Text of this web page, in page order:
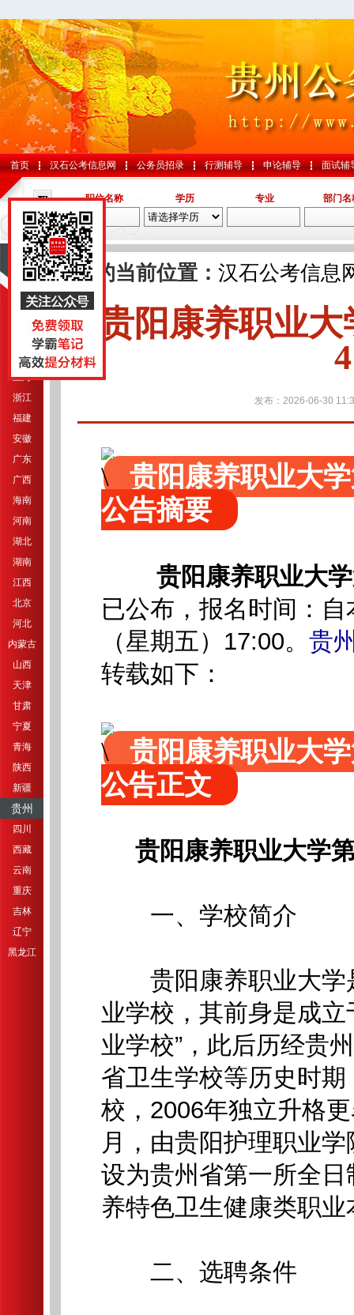
首页 汉石公考信息网 公务员招录 行测辅导 申论辅导 面试辅
职位名称 学历 专业 部门名
导航
江苏
上海
浙江
福建
安徽
广东
广西
海南
河南
湖北
湖南
江西
北京
河北
内蒙古
山西
天津
甘肃
宁夏
青海
陕西
新疆
贵州
四川
西藏
云南
重庆
吉林
辽宁
黑龙江
您的当前位置： 汉石公考信息
贵阳康养职业
发布：2026-06-30
贵阳康养职业大
公告摘要
贵阳康养职业大
已公布 ，报名时间：
（星期五）17:00。 贵
转载如下：
贵阳康养职业大
公告正文
贵阳康养职业大学
一、学校简介
贵阳康养职业大学
业学校，其前身是成
业学校”，此后历经贵
省卫生学校等历史时
校，2006年独立升格
月，由贵阳护理职业
设为贵州省第一所全
养特色卫生健康类职业
二、选聘条件